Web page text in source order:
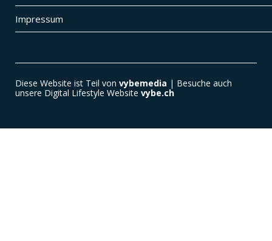
Impressum
Diese Website ist Teil von vybemedia | Besuche auch
unsere Digital Lifestyle Website vybe.ch